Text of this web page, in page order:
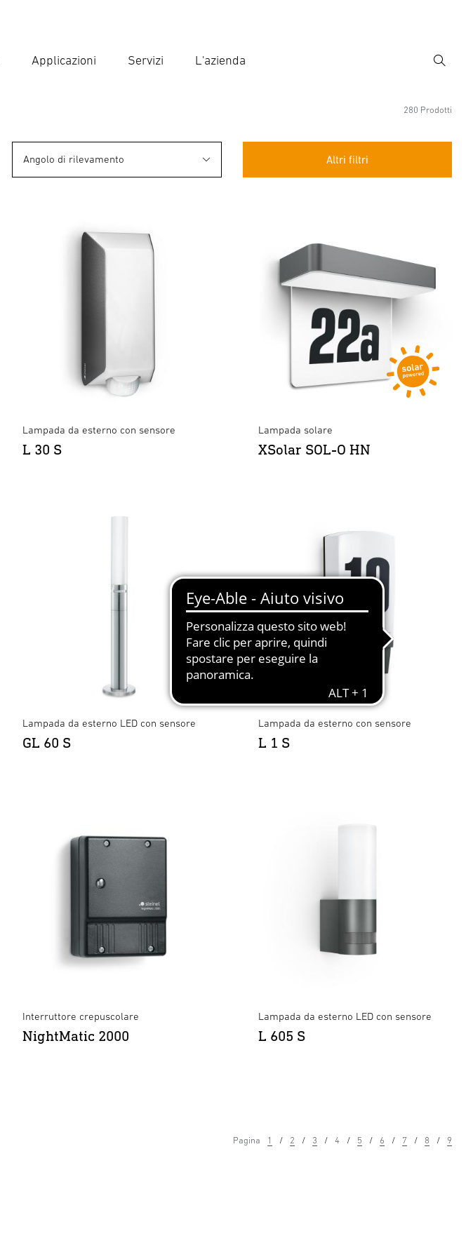
Applicazioni Servizi L'azienda
Ricerca
280 Prodotti
Altri filtri
Angolo di rilevamento
Lampada da esterno con sensore
L 30 S
Lampada solare
XSolar SOL-O HN
Lampada da esterno LED con sensore
GL 60 S
Lampada da esterno con sensore
L 1 S
Interruttore crepuscolare
NightMatic 2000
Lampada da esterno LED con sensore
L 605 S
Pagina 1 2 3 4 5 6 7 8 9